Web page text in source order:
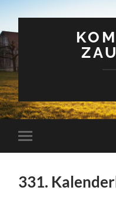
Mobile-
Menü
331.